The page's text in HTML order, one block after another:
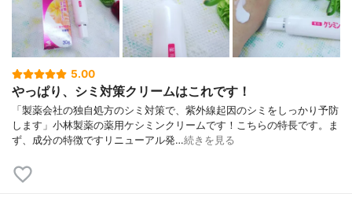
5.00
やっぱり、シミ対策クリームはこれです！
「製薬会社の独自処方のシミ対策で、紫外線起因のシミをしっかり予防
します」小林製薬の薬用ケシミンクリームです！こちらの特長です。ま
ず、成分の特徴ですリニューアル発…続きを見る